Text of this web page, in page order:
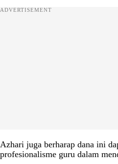
ADVERTISEMENT
Azhari juga berharap dana ini
profesionalisme guru dalam